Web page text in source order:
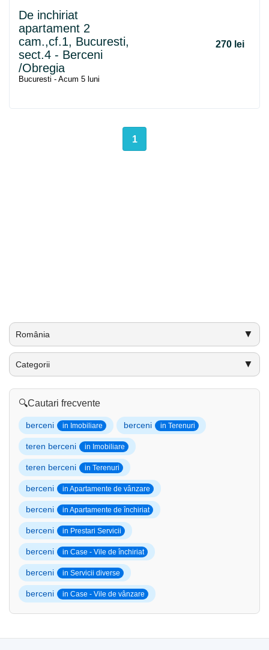
De inchiriat
apartament 2
cam.,cf.1, Bucuresti,
sect.4 - Berceni
/Obregia
270 lei
Bucuresti - Acum 5 luni
1
România ▼
Categorii ▼
🔍Cautari frecvente
berceni in Imobiliare berceni in Terenuri
teren berceni in Imobiliare
teren berceni in Terenuri
berceni in Apartamente de vânzare
berceni in Apartamente de închiriat
berceni in Prestari Servicii
berceni in Case - Vile de închiriat
berceni in Servicii diverse
berceni in Case - Vile de vânzare